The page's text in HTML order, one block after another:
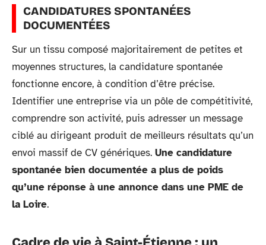
CANDIDATURES SPONTANÉES
DOCUMENTÉES
Sur un tissu composé majoritairement de petites et
moyennes structures, la candidature spontanée
fonctionne encore, à condition d’être précise.
Identifier une entreprise via un pôle de compétitivité,
comprendre son activité, puis adresser un message
ciblé au dirigeant produit de meilleurs résultats qu’un
envoi massif de CV génériques. Une candidature
spontanée bien documentée a plus de poids
qu’une réponse à une annonce dans une PME de
la Loire.